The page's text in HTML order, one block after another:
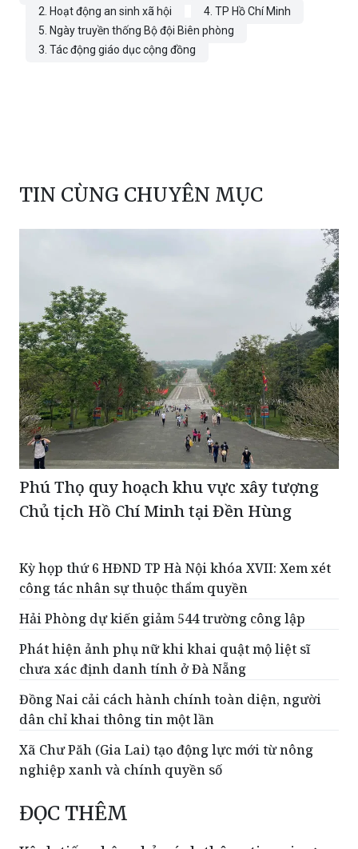
2. Hoạt động an sinh xã hội
4. TP Hồ Chí Minh
5. Ngày truyền thống Bộ đội Biên phòng
3. Tác động giáo dục cộng đồng
TIN CÙNG CHUYÊN MỤC
Phú Thọ quy hoạch khu vực xây tượng
Chủ tịch Hồ Chí Minh tại Đền Hùng
Kỳ họp thứ 6 HĐND TP Hà Nội khóa XVII: Xem xét
công tác nhân sự thuộc thẩm quyền
Hải Phòng dự kiến giảm 544 trường công lập
Phát hiện ảnh phụ nữ khi khai quật mộ liệt sĩ
chưa xác định danh tính ở Đà Nẵng
Đồng Nai cải cách hành chính toàn diện, người
dân chỉ khai thông tin một lần
Xã Chư Păh (Gia Lai) tạo động lực mới từ nông
nghiệp xanh và chính quyền số
ĐỌC THÊM